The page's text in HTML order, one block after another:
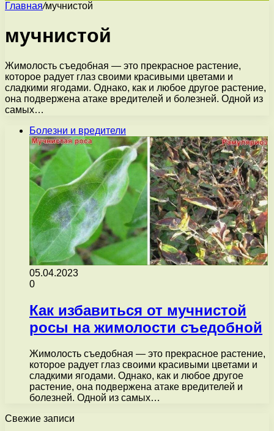
Главная/мучнистой
мучнистой
Жимолость съедобная — это прекрасное растение,
которое радует глаз своими красивыми цветами и
сладкими ягодами. Однако, как и любое другое растение,
она подвержена атаке вредителей и болезней. Одной из
самых…
Болезни и вредители
05.04.2023
0
Как избавиться от мучнистой
росы на жимолости съедобной
Жимолость съедобная — это прекрасное растение,
которое радует глаз своими красивыми цветами и
сладкими ягодами. Однако, как и любое другое
растение, она подвержена атаке вредителей и
болезней. Одной из самых…
Свежие записи